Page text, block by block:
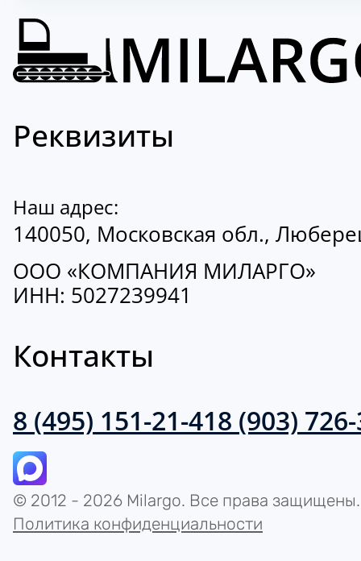
Реквизиты
Наш адрес:
140050, Московская обл.,
ООО «КОМПАНИЯ МИЛАРГО»
ИНН: 5027239941
Контакты
8 (495) 151-21-418 (903)
© 2012 - 2026 Milargo. Все права защищены.
Политика конфиденциальности